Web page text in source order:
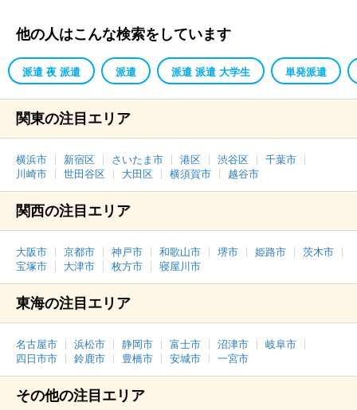
他の人はこんな検索をしています
派遣 夜 派遣 派遣 派遣 派遣 大学生 単発派遣
関東の注目エリア
横浜市 新宿区 さいたま市 港区 渋谷区
千葉市
川崎市
世田谷区 大田区 横須賀市 越谷市
関西の注目エリア
大阪市 京都市 神戸市 和歌山市 堺市 姫路市
茨木市
宝塚市
大津市 枚方市 寝屋川市
東海の注目エリア
名古屋市 浜松市 静岡市 富士市 沼津市
岐阜市
四日市市
鈴鹿市 豊橋市 安城市 一宮市
その他の注目エリア